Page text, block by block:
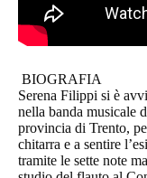
BIOGRAFIA
Serena Filippi si è
nella banda musicale
provincia di Trento,
chitarra e a sentire
tramite le sette note